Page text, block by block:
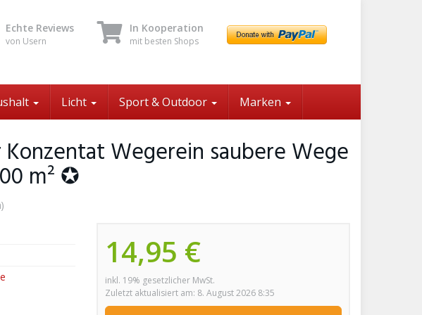
Echte Reviews
von Usern
In Kooperation
mit besten Shops
Licht Sport & Outdoor Marken
Wegerein saubere Wege
m² ✪
14,95 €
inkl. 19% gesetzlicher MwSt.
Zuletzt aktualisiert am: 8. August 2026 8:35